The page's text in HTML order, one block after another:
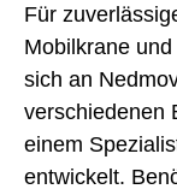
Für
Mobilkrane
sich an
verschiedenen
einem
entwickelt.